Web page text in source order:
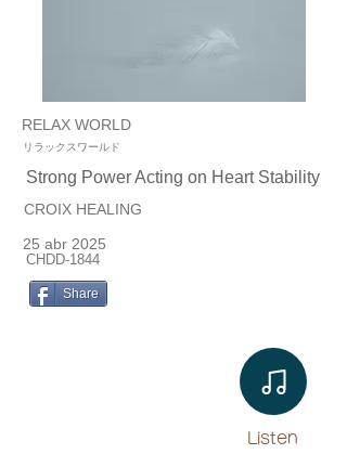
RELAX WORLD
リラックスワールド
Strong Power Acting on Heart Stability
CROIX HEALING
25 abr 2025
CHDD-1844
Share
Listen​